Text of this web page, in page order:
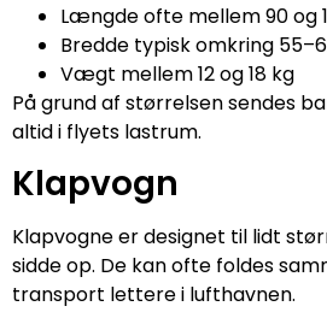
Længde ofte mellem 90 og
Bredde typisk omkring
Vægt mellem 12 og 18 kg
På grund af størrelsen sendes
altid i flyets lastrum.
Klapvogn
Klapvogne er designet til lidt
sidde op. De kan ofte foldes
transport lettere i lufthavnen.